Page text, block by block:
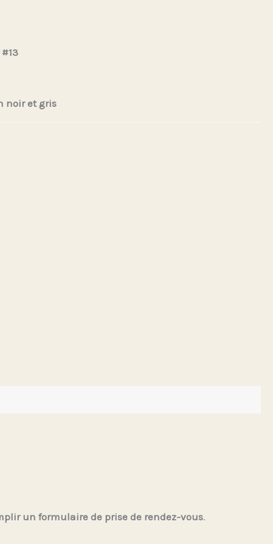
noir et gris
un formulaire de prise de rendez-vous.